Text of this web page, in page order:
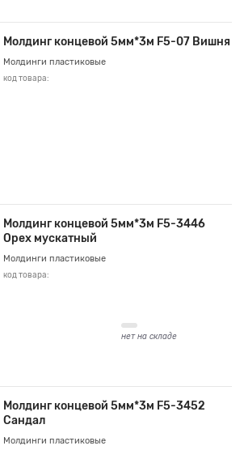
Молдинг концевой 5мм*3м F5-07 Вишня
Молдинги пластиковые
код товара:
Молдинг концевой 5мм*3м F5-3446
Орех мускатный
Молдинги пластиковые
код товара:
нет на складе
Молдинг концевой 5мм*3м F5-3452
Сандал
Молдинги пластиковые